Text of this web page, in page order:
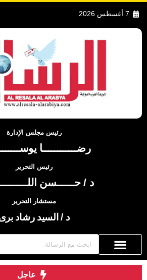
7 أغسطس 2026
رئيس مجلس الإدارة
رضــــــــــــا
رئيس التحرير
د / حــــــسن
مستشار التحرير
د / السيد رشاد
عاجل